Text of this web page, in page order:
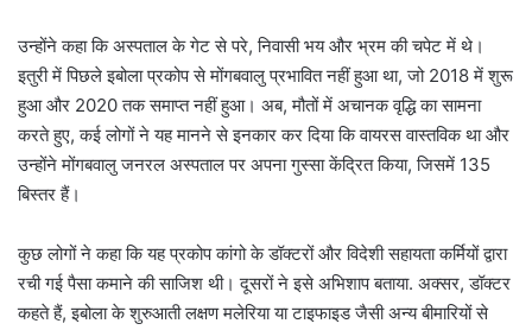
उन्होंने कहा कि अस्पताल के गेट से परे, निवासी भय और भ्रम की चपेट में थे।
इतुरी में पिछले इबोला प्रकोप से मोंगबवालु प्रभावित नहीं हुआ था, जो 2018 में शुरू
हुआ और 2020 तक समाप्त नहीं हुआ। अब, मौतों में अचानक वृद्धि का सामना
करते हुए, कई लोगों ने यह मानने से इनकार कर दिया कि वायरस वास्तविक था और
उन्होंने मोंगबवालु जनरल अस्पताल पर अपना गुस्सा केंद्रित किया, जिसमें 135
बिस्तर हैं।
कुछ लोगों ने कहा कि यह प्रकोप कांगो के डॉक्टरों और विदेशी सहायता कर्मियों द्वारा
रची गई पैसा कमाने की साजिश थी। दूसरों ने इसे अभिशाप बताया. अक्सर, डॉक्टर
कहते हैं, इबोला के शुरुआती लक्षण मलेरिया या टाइफाइड जैसी अन्य बीमारियों से